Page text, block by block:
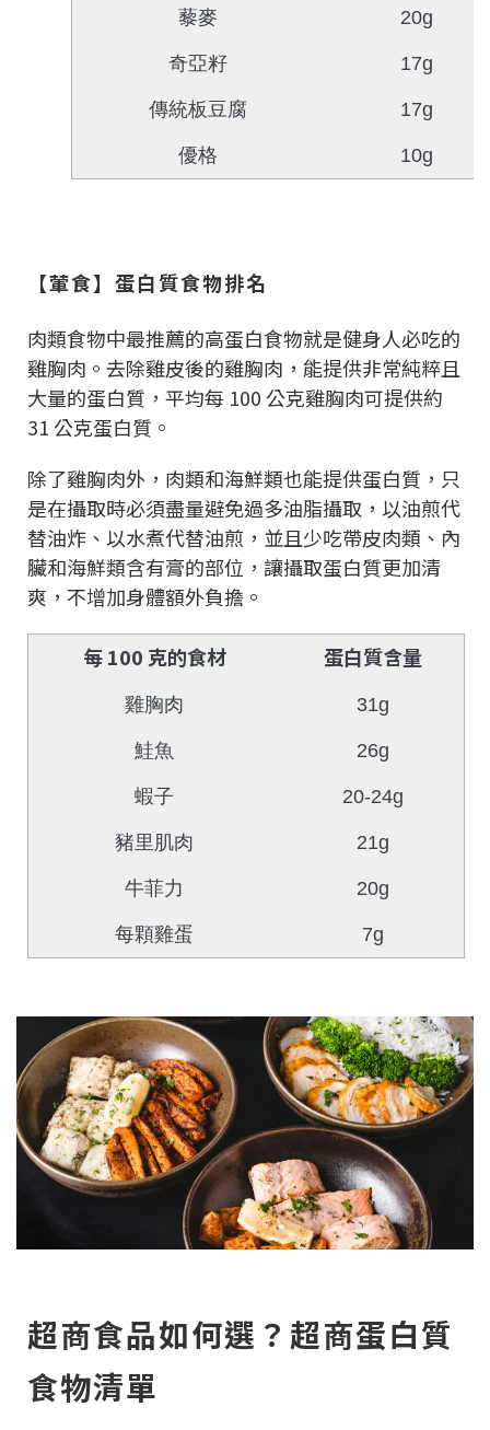
藜麥 20g
奇亞籽 17g
傳統板豆腐 17g
優格 10g
【葷食】蛋白質食物排名
肉類食物中最推薦的高蛋白食物就是健身人必吃的
雞胸肉。去除雞皮後的雞胸肉，能提供非常純粹且
大量的蛋白質，平均每 100 公克雞胸肉可提供約
31 公克蛋白質。
除了雞胸肉外，肉類和海鮮類也能提供蛋白質，只
是在攝取時必須盡量避免過多油脂攝取，以油煎代
替油炸、以水煮代替油煎，並且少吃帶皮肉類、內
臟和海鮮類含有膏的部位，讓攝取蛋白質更加清
爽，不增加身體額外負擔。
每 100 克的食材 蛋白質含量
雞胸肉 31g
鮭魚 26g
蝦子 20-24g
豬里肌肉 21g
牛菲力 20g
每顆雞蛋 7g
超商食品如何選？超商蛋白質
食物清單